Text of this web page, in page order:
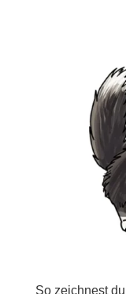
So zeichnest